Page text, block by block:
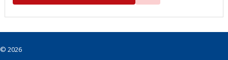
© 2026